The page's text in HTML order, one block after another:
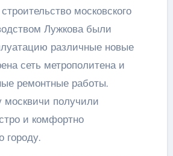
московского
Лужкова были
различные новые
сеть метрополитена и
ремонтные работы.
москвичи получили
и комфортно
городу.